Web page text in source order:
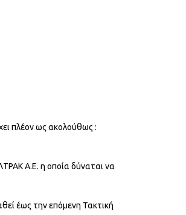
πλέον ως ακολούθως :
Α.Ε. η οποία δύναται να
έως την επόμενη Τακτική